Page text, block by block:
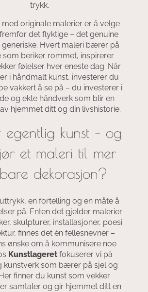
trykk.
originale malerier er å velge
det flyktige – det genuine
Hvert maleri bærer på
som beriker rommet, inspirerer
følelser hver eneste dag. Når
i håndmalt kunst, investerer du
vakkert å se på – du investerer i
og ekte håndverk som blir en
hjemmet ditt og din livshistorie.
kunst – og
et maleri til mer
dekorasjon?
en fortelling og en måte å
på. Enten det gjelder malerier
skulpturer, installasjoner, poesi
finnes det én fellesnevner –
ønske om å kommunisere noe
Kunstlageret fokuserer vi på
kunstverk som bærer på sjel og
finner du kunst som vekker
samtaler og gir hjemmet ditt en